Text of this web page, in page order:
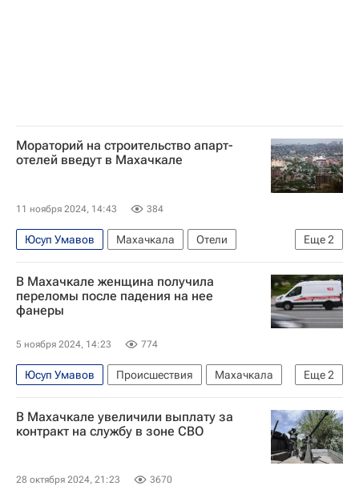
Мораторий на строительство апарт-
отелей введут в Махачкале
11 ноября 2024, 14:43 384
Еще2
Юсуп Умавов Махачкала
Отели
Гостиницы
Республика Дагестан
В Махачкале женщина получила
переломы после падения на нее
фанеры
5 ноября 2024, 14:23 774
Еще2
Юсуп Умавов Происшествия
Махачкала
Россия
Республика Дагестан
В Махачкале увеличили выплату за
контракт на службу в зоне СВО
28 октября 2024, 21:23 3670